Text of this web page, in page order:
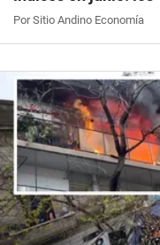
Por Sitio Andino Economía